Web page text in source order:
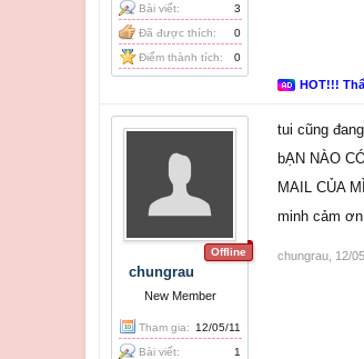
Bài viết:
3
Đã được thích:
0
Điểm thành tích:
0
HOT!!!
Offline
chungrau
New Member
Tham gia:
12/05/11
Bài viết:
1
tui cũng
bẠN NÀO
MAIL CỦA
minh cảm ơn
chungrau 12/